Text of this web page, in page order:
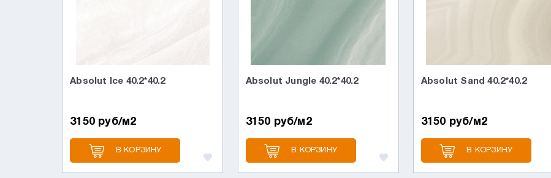
Absolut Ice 40.2*40.2
3150 руб/м2
В КОРЗИНУ
Absolut Jungle 40.2*40.2
3150 руб/м2
В КОРЗИНУ
Absolut Sand 40.2*40.2
3150 руб/м2
В КОРЗИНУ